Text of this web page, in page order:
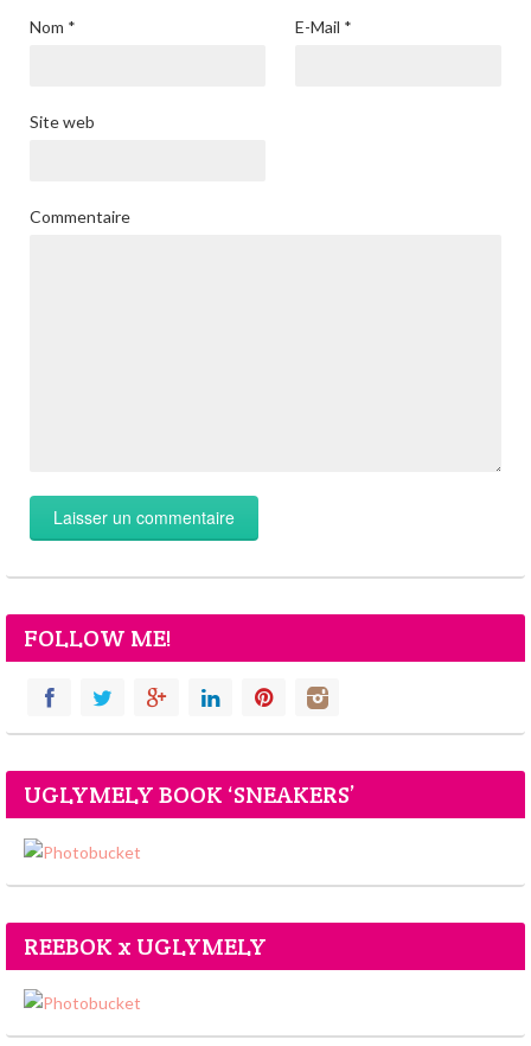
Nom * E-Mail *
Site web
Commentaire
FOLLOW ME!
UGLYMELY BOOK ‘SNEAKERS’
REEBOK x UGLYMELY